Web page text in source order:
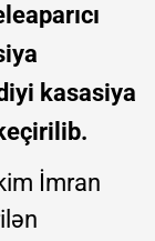
kasasiya
İmran